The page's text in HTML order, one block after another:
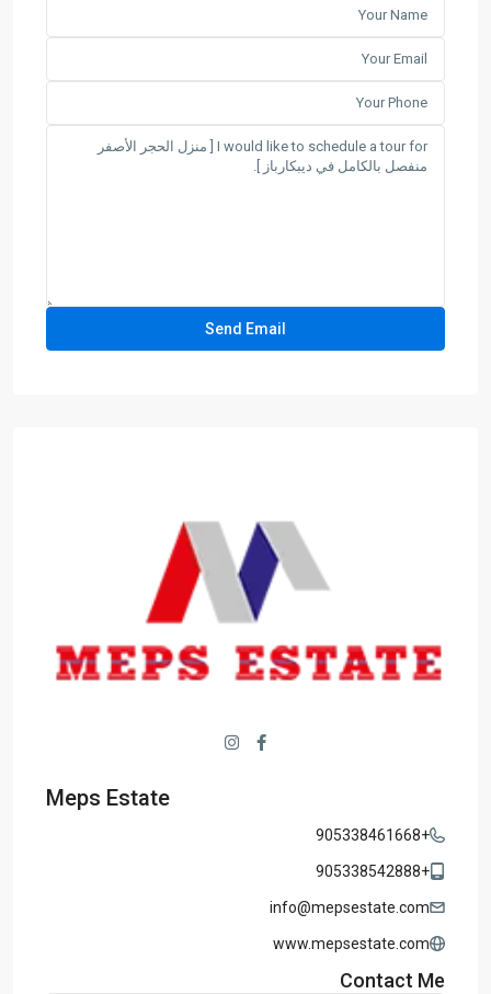
Meps Estate
+905338461668
+905338542888
info@mepsestate.com
www.mepsestate.com
Contact Me